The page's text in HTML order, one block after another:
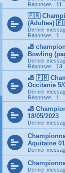
Réponses : 11
🇫🇷
(Adultes)
Dernier
Réponses : 1
🎳
Bowling
Dernier
Réponses : 13
🎳 🇫🇷
Occitanie
Dernier
Réponses : 1
🎳
18/05/2023
Dernier
Aquitaine
Dernier
Dernier